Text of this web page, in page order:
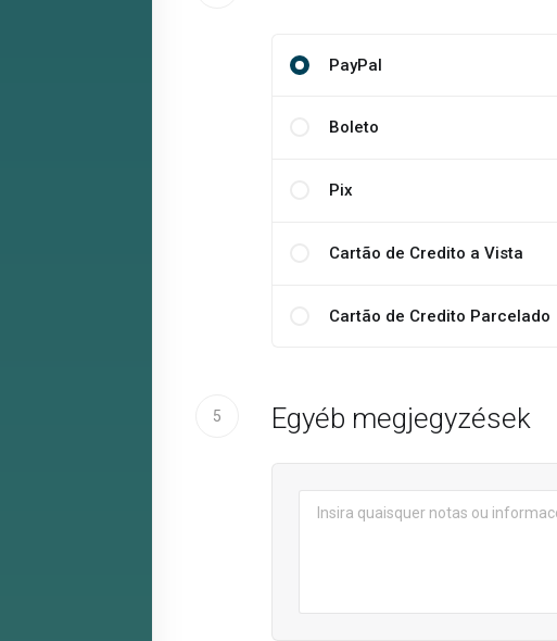
PayPal
Boleto
Pix
Cartão de Credito a Vista
Cartão de Credito Parcelado
5 Egyéb megjegyzések